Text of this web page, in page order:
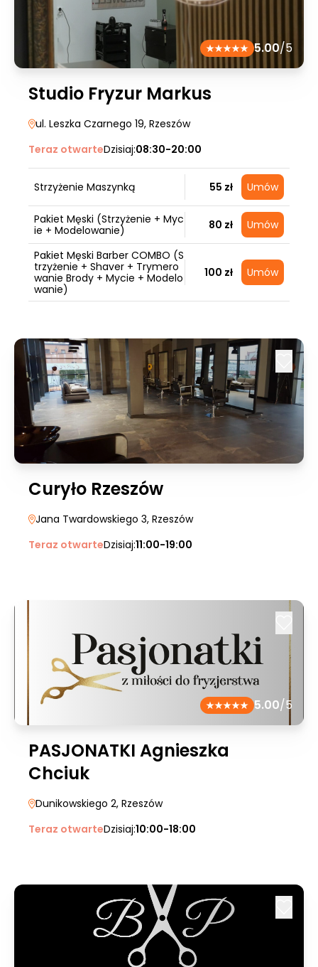
5.00/5
Studio Fryzur Markus
ul. Leszka Czarnego 19, Rzeszów
Teraz otwarteDzisiaj:08:30-20:00
Strzyżenie Maszynką 55 zł Umów
Pakiet Męski (Strzyżenie + Myc
ie + Modelowanie)
80 zł Umów
Pakiet Męski Barber COMBO (S
trzyżenie + Shaver + Trymero
wanie Brody + Mycie + Modelo
wanie)
100 zł Umów
Curyło Rzeszów
Jana Twardowskiego 3, Rzeszów
Teraz otwarteDzisiaj:11:00-19:00
5.00/5
PASJONATKI Agnieszka
Chciuk
Dunikowskiego 2, Rzeszów
Teraz otwarteDzisiaj:10:00-18:00